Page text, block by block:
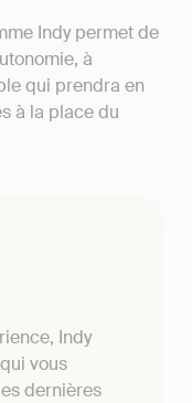
Indy permet de
à
qui prendra en
à la place du
Indy
vous
dernières